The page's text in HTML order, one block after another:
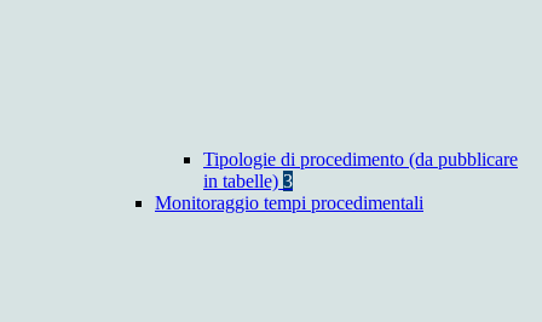
Tipologie di procedimento (da pubblicare
in tabelle) 3
Monitoraggio tempi procedimentali